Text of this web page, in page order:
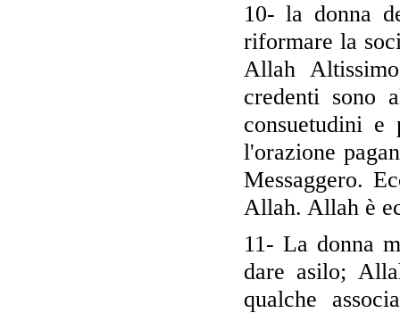
10- la donna
riformare la
Allah
credenti sono
consuetudini e
l'orazione
Messaggero.
Allah. Allah è
11- La donna
dare asilo;
qualche